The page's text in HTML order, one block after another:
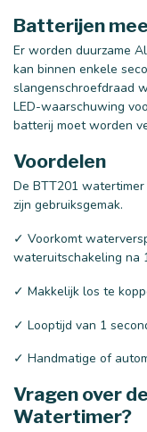
Batterijen
Er worden duurzame
kan binnen enkele
slangenschroefdraad
LED-waarschuwing
batterij moet worden
Voordelen
De BTT201
zijn gebruiksgemak.
✓ Voorkomt
wateruitschakeling na
✓ Makkelijk los te
✓ Looptijd van 1
✓ Handmatige of
Vragen over
Watertimer?